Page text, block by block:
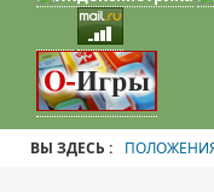
ВЫ ЗДЕСЬ :